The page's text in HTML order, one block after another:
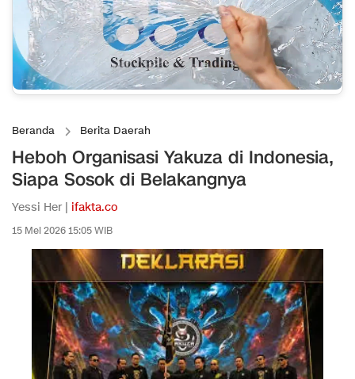
Beranda Berita Daerah
Heboh Organisasi Yakuza di Indonesia,
Siapa Sosok di Belakangnya
Yessi Her | ifakta.co
15 Mei 2026 15:05 WIB